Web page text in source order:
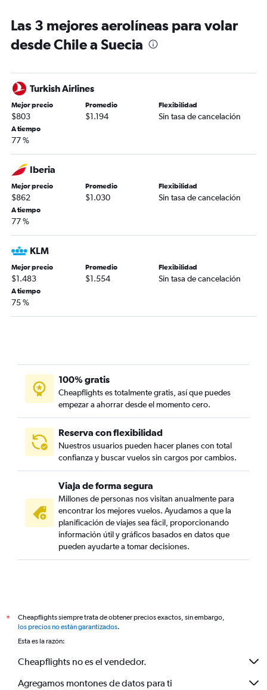
Las 3 mejores aerolíneas para volar
desde Chile a Suecia
Turkish Airlines
Mejor precio
$803
Promedio
$1.194
Flexibilidad
Sin tasa de cancelación
A tiempo
77 %
Iberia
Mejor precio
$862
Promedio
$1.030
Flexibilidad
Sin tasa de cancelación
A tiempo
77 %
KLM
Mejor precio
$1.483
Promedio
$1.554
Flexibilidad
Sin tasa de cancelación
A tiempo
75 %
100% gratis
Cheapflights es totalmente gratis, así que puedes
empezar a ahorrar desde el momento cero.
Reserva con flexibilidad
Nuestros usuarios pueden hacer planes con total
confianza y buscar vuelos sin cargos por cambios.
Viaja de forma segura
Millones de personas nos visitan anualmente para
encontrar los mejores vuelos. Ayudamos a que la
planificación de viajes sea fácil, proporcionando
información útil y gráficos basados en datos que
pueden ayudarte a tomar decisiones.
*
Cheapflights siempre trata de obtener precios exactos, sin embargo,
los precios no están garantizados.
Esta es la razón:
Cheapflights no es el vendedor.
Agregamos montones de datos para ti